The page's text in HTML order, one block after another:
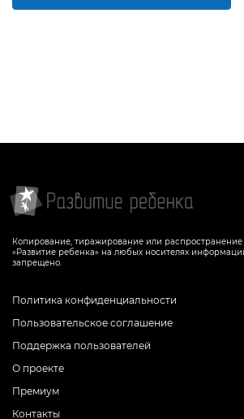
Копирование, тиражирование или
«Развитие ребенка» на любых носителях
запрещено.
Политика конфиденциальности
Пользовательское соглашение
Поддержка пользователей
О проекте
Премиум
Контакты